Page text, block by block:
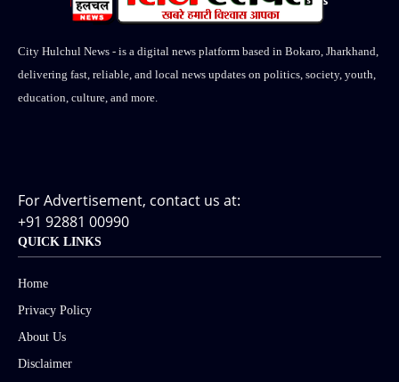
City Hulchul News - is a digital news platform based in Bokaro, Jharkhand,
delivering fast, reliable, and local news updates on politics, society, youth,
education, culture, and more.
For Advertisement, contact us at:
+91 92881 00990
QUICK LINKS
Home
Privacy Policy
About Us
Disclaimer